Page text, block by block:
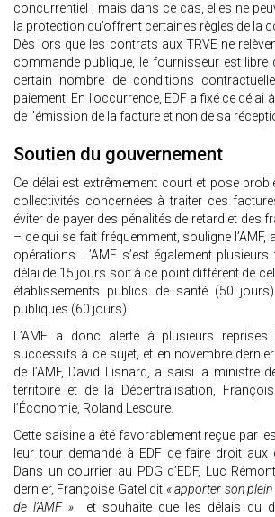
concurrentiel ; mais dans ce cas, elles ne
la protection qu’offrent certaines règles de la
Dès lors que les contrats aux TRVE ne
commande publique, le fournisseur est libre
certain nombre de conditions
paiement. En l’occurrence, EDF a fixé ce
de l’émission de la facture et non de sa
Soutien du gouvernement
Ce délai est extrêmement court et pose
collectivités concernées à traiter ces
éviter de payer des pénalités de retard et des
– ce qui se fait fréquemment, souligne l’AMF,
opérations. L’AMF s’est également
délai de 15 jours soit à ce point différent de
établissements publics de santé (50
publiques (60 jours).
L’AMF a donc alerté à plusieurs reprises
successifs à ce sujet, et en novembre
de l’AMF, David Lisnard, a saisi la ministre
territoire et de la Décentralisation,
l’Économie, Roland Lescure.
Cette saisine a été favorablement reçue par
leur tour demandé à EDF de faire droit aux
Dans un courrier au PDG d’EDF, Luc
dernier, Françoise Gatel dit « apporter son
de l’AMF » et souhaite que les délais du